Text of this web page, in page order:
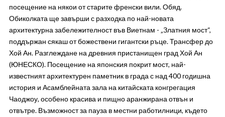
посещение на някои от старите френски вили. Обяд.
Обиколката ще завърши с разходка по най-новата
архитектурна забележителност във Виетнам - „Златния мост“,
поддържан сякаш от божествени гигантски ръце. Трансфер до
Хой Ан. Разглеждане на древния пристанищен град Хой Ан
(ЮНЕСКО). Посещение на японския покрит мост, най-
известният архитектурен паметник в града с над 400 годишна
история и Асамблейната зала на китайската конгрегация
Чаоджоу, особено красива и пищно аранжирана отвън и
отвътре. Възможност за пауза в местни работилници, където